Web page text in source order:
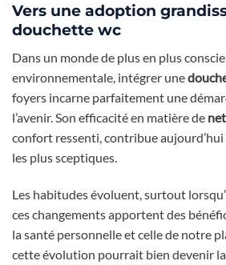
Vers une adoption
douchette wc
Dans un monde de plus en plus
environnementale, intégrer une
foyers incarne parfaitement une
l’avenir. Son efficacité en matière de
confort ressenti, contribue aujourd’hui
les plus sceptiques.
Les habitudes évoluent, surtout
ces changements apportent des
la santé personnelle et celle de notre
cette évolution pourrait bien devenir